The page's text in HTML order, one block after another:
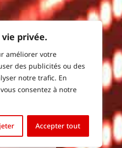
privée.
améliorer votre
des publicités ou des
notre trafic. En
consentez à notre
Accepter tout
English (UK)